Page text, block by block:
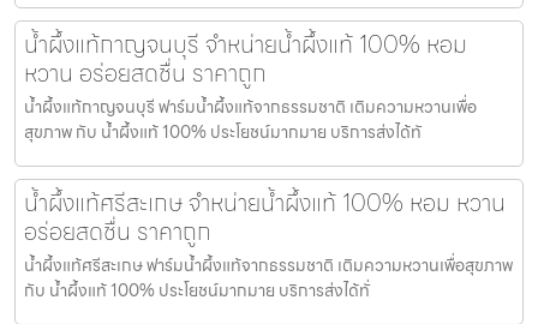
น้ำผึ้งแท้กาญจนบุรี จำหน่ายน้ำผึ้งแท้ 100% หอม
หวาน อร่อยสดชื่น ราคาถูก
น้ำผึ้งแท้กาญจนบุรี ฟาร์มน้ำผึ้งแท้จากธรรมชาติ เติมความหวานเพื่อ
สุขภาพ กับ น้ำผึ้งแท้ 100% ประโยชน์มากมาย บริการส่งได้ทั
น้ำผึ้งแท้ศรีสะเกษ จำหน่ายน้ำผึ้งแท้ 100% หอม หวาน
อร่อยสดชื่น ราคาถูก
น้ำผึ้งแท้ศรีสะเกษ ฟาร์มน้ำผึ้งแท้จากธรรมชาติ เติมความหวานเพื่อสุขภาพ
กับ น้ำผึ้งแท้ 100% ประโยชน์มากมาย บริการส่งได้ทั่